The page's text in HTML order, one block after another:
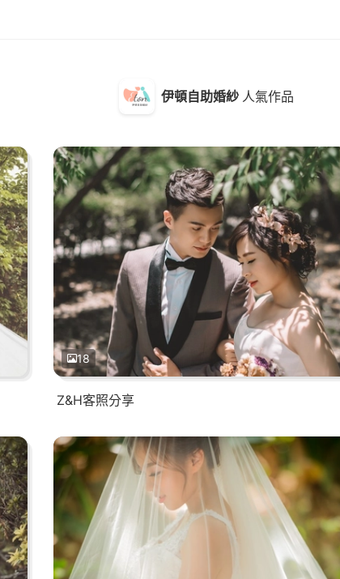
伊頓自助婚紗 人氣作品
18
Z&H客照分享